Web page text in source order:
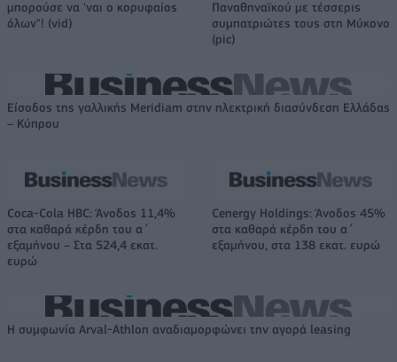
μπορούσε να 'ναι ο κορυφαίος
όλων"! (vid)
Παναθηναϊκού με τέσσερις
συμπατριώτες τους στη Μύκονο
(pic)
Είσοδος της γαλλικής Meridiam στην ηλεκτρική διασύνδεση Ελλάδας
– Κύπρου
Coca-Cola HBC: Άνοδος 11,4%
στα καθαρά κέρδη του α΄
εξαμήνου – Στα 524,4 εκατ.
ευρώ
Cenergy Holdings: Άνοδος 45%
στα καθαρά κέρδη του α΄
εξαμήνου, στα 138 εκατ. ευρώ
Η συμφωνία Arval-Athlon αναδιαμορφώνει την αγορά leasing